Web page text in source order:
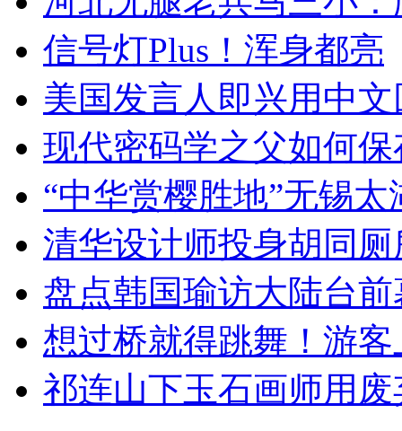
信号灯Plus！浑身都亮
美国发言人即兴用中
现代密码学之父如何
“中华赏樱胜地”无锡
清华设计师投身胡同
盘点韩国瑜访大陆台
想过桥就得跳舞！游客
祁连山下玉石画师用